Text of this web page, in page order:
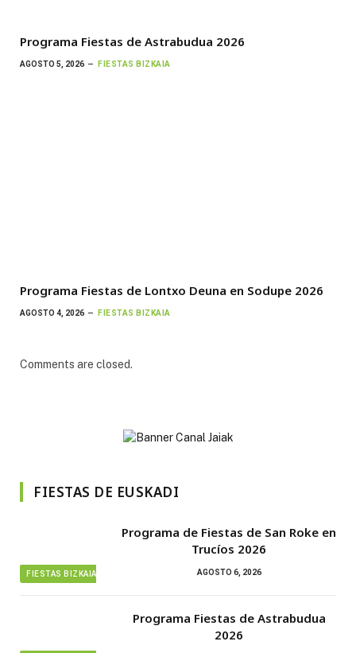
Programa Fiestas de Astrabudua 2026
AGOSTO 5, 2026 FIESTAS BIZKAIA
Programa Fiestas de Lontxo Deuna en Sodupe 2026
AGOSTO 4, 2026 FIESTAS BIZKAIA
Comments are closed.
FIESTAS DE EUSKADI
FIESTAS BIZKAIA
Programa de Fiestas de San Roke en
Trucíos 2026
AGOSTO 6, 2026
Programa Fiestas de Astrabudua
2026